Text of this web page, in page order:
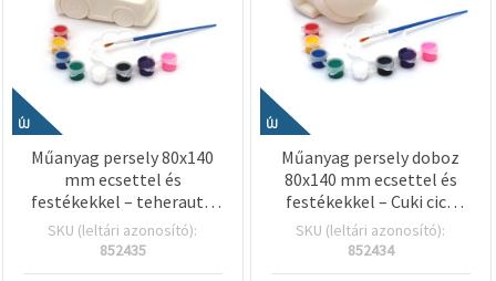
ÚJ
Műanyag persely 80x140
mm ecsettel és
festékekkel – teherautó
mintás gyerek kreatív
szett
SKU (leltári azonosító):
852435
ÚJ
Műanyag persely doboz
80x140 mm ecsettel és
festékekkel – Cuki cica
mintás kreatív szett
gyerekeknek, hobbi és
SKU (leltári azonosító):
852434